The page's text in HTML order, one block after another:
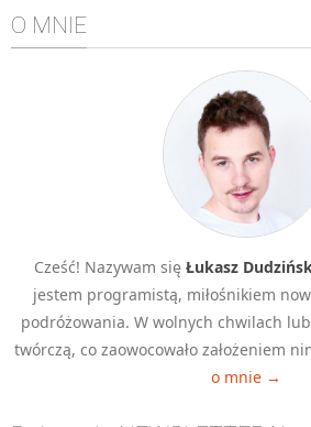
O MNIE
Cześć! Nazywam się Łukasz
jestem programistą, miłośnikiem
podróżowania. W wolnych chwilach
twórczą, co zaowocowało założeniem
o mnie →